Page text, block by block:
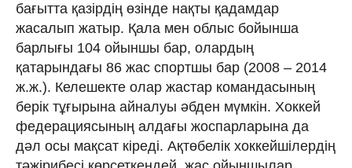
бағытта қазірдің өзінде нақты қадамдар
жасалып жатыр. Қала мен облыс бойынша
барлығы 104 ойыншы бар, олардың
қатарындағы 86 жас спортшы бар (2008 – 2014
ж.ж.). Келешекте олар жастар командасының
берік тұғырына айналуы әбден мүмкін. Хоккей
федерациясының алдағы жоспарларына да
дәл осы мақсат кіреді. Ақтөбелік хоккейшілердің